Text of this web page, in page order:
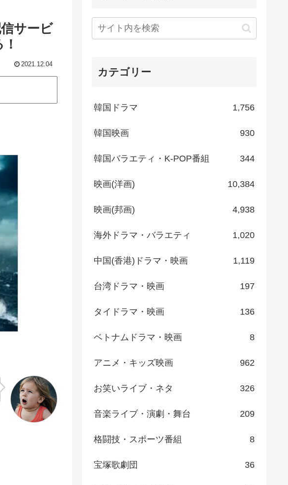
サービ
2021.12.04
カテゴリー
韓国ドラマ 1,756
韓国映画 930
韓国バラエティ・K-POP番組 344
映画(洋画) 10,384
映画(邦画) 4,938
海外ドラマ・バラエティ 1,020
中国(香港)ドラマ・映画 1,119
台湾ドラマ・映画 197
タイドラマ・映画 136
ベトナムドラマ・映画 8
アニメ・キッズ映画 962
お笑いライブ・ネタ 326
音楽ライブ・演劇・舞台 209
格闘技・スポーツ番組 8
宝塚歌劇団 36